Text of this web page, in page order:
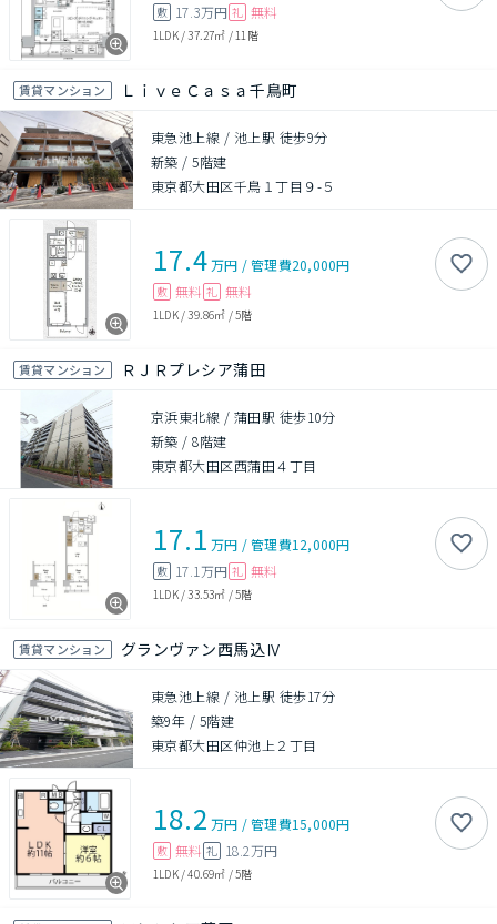
敷 17.3万円 礼 無料
1LDK/37.27㎡ / 11階
賃貸マンション ＬｉｖｅＣａｓａ千鳥町
東急池上線 / 池上駅 徒歩9分
新築 /5階建
東京都大田区千鳥１丁目９-５
17.4万円 /管理費20,000円
敷 無料 礼 無料
1LDK/39.86㎡ /5階
賃貸マンション ＲＪＲプレシア蒲田
京浜東北線 / 蒲田駅 徒歩10分
新築 /8階建
東京都大田区西蒲田４丁目
17.1 万円 /管理費12,000円
敷 17.1万円 礼 無料
1LDK/33.53㎡ /5階
賃貸マンション グランヴァン西馬込Ⅳ
東急池上線 / 池上駅 徒歩17分
築9年 / 5階建
東京都大田区仲池上２丁目
18.2 万円 /管理費15,000円
敷 無料 礼 18.2万円
1LDK/40.69㎡ /5階